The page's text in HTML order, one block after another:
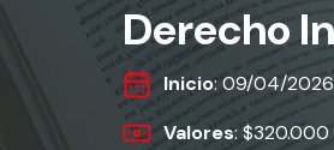
Derecho
Inicio: 09/04/
Valores: $320.000